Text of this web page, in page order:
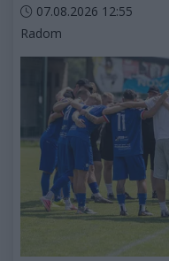
Data dodania artykułu:
07.08.2026 12:55
Kategorie artykułu:
Radom